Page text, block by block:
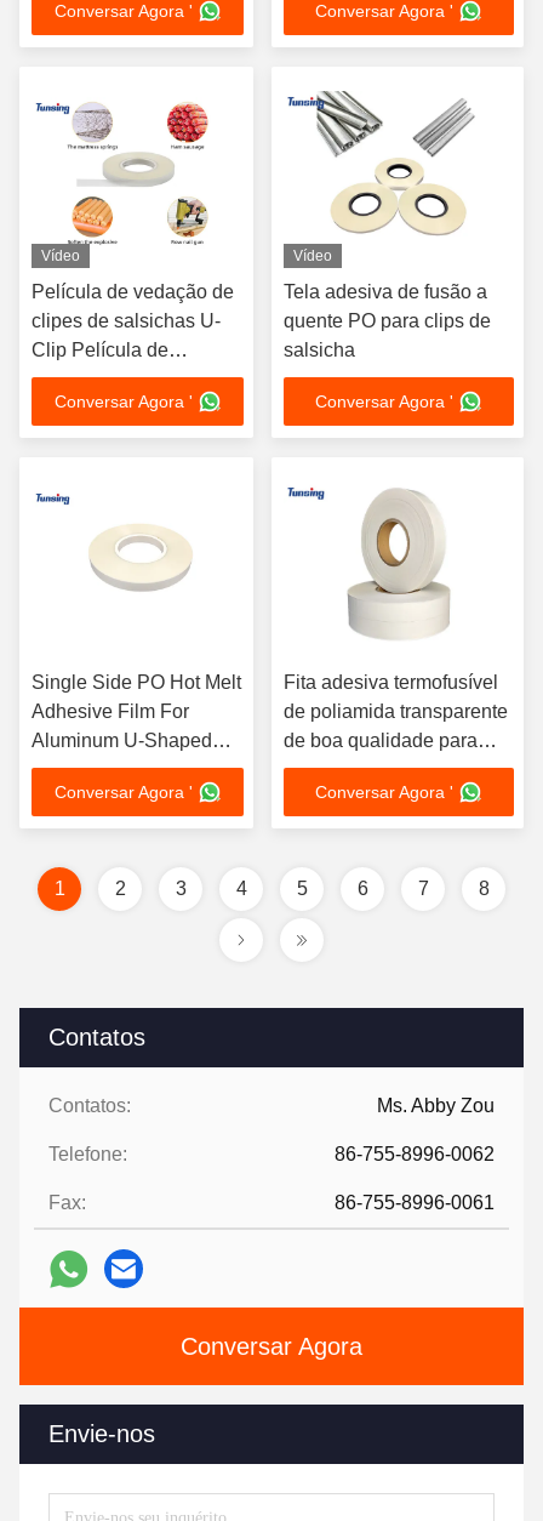
Contatos
Contatos: Ms. Abby Zou
Telefone: 86-755-8996-0062
Fax: 86-755-8996-0061
Conversar Agora
Envie-nos
Conversar Agora ' Conversar Agora '
Vídeo
Película de vedação de
clipes de salsichas U-
Clip Película de
vedação de clipes de U-
Clip Película de
vedação térmica
Conversar Agora '
Vídeo
Tela adesiva de fusão a
quente PO para clips de
salsicha
Conversar Agora '
Single Side PO Hot Melt
Adhesive Film For
Aluminum U-Shaped
Nail and C-Shaped Nail
Conversar Agora '
Fita adesiva termofusível
de poliamida transparente
de boa qualidade para
cartão de identificação e
cartão SIM
Conversar Agora '
1 2 3 4 5 6 7 8